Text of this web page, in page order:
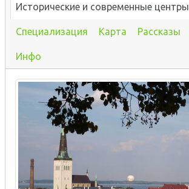
Исторические и современные центры
Специализация Карта Рассказы
Инфо